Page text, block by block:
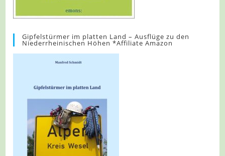
Gipfelstürmer im platten Land – Ausflüge zu den
Niederrheinischen Höhen *Affiliate Amazon